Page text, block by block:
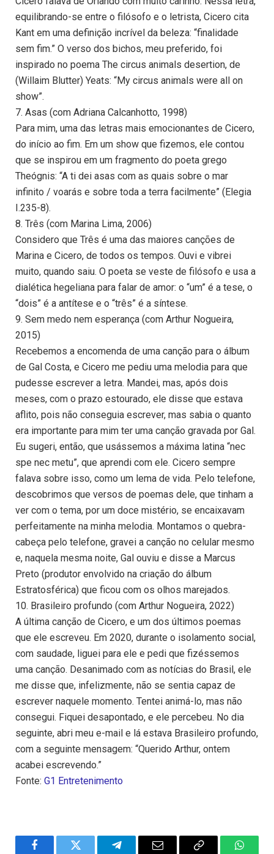
equilibrando-se entre o filósofo e o letrista, Cicero cita
Kant em uma definição incrível da beleza: “finalidade
sem fim.” O verso dos bichos, meu preferido, foi
inspirado no poema The circus animals desertion, de
(Willaim Blutter) Yeats: “My circus animals were all on
show”.
7. Asas (com Adriana Calcanhotto, 1998)
Para mim, uma das letras mais emocionantes de Cicero,
do início ao fim. Em um show que fizemos, ele contou
que se inspirou em um fragmento do poeta grego
Theógnis: “A ti dei asas com as quais sobre o mar
infinito / voarás e sobre toda a terra facilmente” (Elegia
I.235-8).
8. Três (com Marina Lima, 2006)
Considero que Três é uma das maiores canções de
Marina e Cicero, de todos os tempos. Ouvi e vibrei
muito, quando saiu. O poeta se veste de filósofo e usa a
dialética hegeliana para falar de amor: o “um” é a tese, o
“dois” é a antítese e o “três” é a síntese.
9. Sem medo nem esperança (com Arthur Nogueira,
2015)
Recebemos a encomenda de uma canção para o álbum
de Gal Costa, e Cicero me pediu uma melodia para que
pudesse escrever a letra. Mandei, mas, após dois
meses, com o prazo estourado, ele disse que estava
aflito, pois não conseguia escrever, mas sabia o quanto
era importante para mim ter uma canção gravada por Gal.
Eu sugeri, então, que usássemos a máxima latina “nec
spe nec metu”, que aprendi com ele. Cicero sempre
falava sobre isso, como um lema de vida. Pelo telefone,
descobrimos que versos de poemas dele, que tinham a
ver com o tema, por um doce mistério, se encaixavam
perfeitamente na minha melodia. Montamos o quebra-
cabeça pelo telefone, gravei a canção no celular mesmo
e, naquela mesma noite, Gal ouviu e disse a Marcus
Preto (produtor envolvido na criação do álbum
Estratosférica) que ficou com os olhos marejados.
10. Brasileiro profundo (com Arthur Nogueira, 2022)
A última canção de Cicero, e um dos últimos poemas
que ele escreveu. Em 2020, durante o isolamento social,
com saudade, liguei para ele e pedi que fizéssemos
uma canção. Desanimado com as notícias do Brasil, ele
me disse que, infelizmente, não se sentia capaz de
escrever naquele momento. Tentei animá-lo, mas não
consegui. Fiquei desapontado, e ele percebeu. No dia
seguinte, abri meu e-mail e lá estava Brasileiro profundo,
com a seguinte mensagem: “Querido Arthur, ontem
acabei escrevendo.”
Fonte: G1 Entretenimento